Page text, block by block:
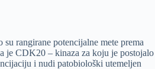
su rangirane potencijalne mete prema
je CDK20 – kinaza za koju je postojalo
i nudi patobiološki utemeljen